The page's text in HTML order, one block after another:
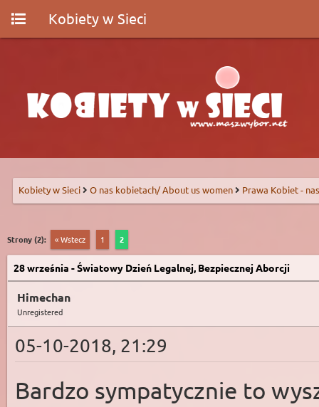
Kobiety w Sieci
Kobiety w Sieci O nas kobietach/ About us women Prawa Kobiet -
Strony (2): « Wstecz 1 2
28 września - Światowy Dzień Legalnej, Bezpiecznej Aborcji
Himechan
Unregistered
05-10-2018, 21:29
Bardzo sympatycznie to